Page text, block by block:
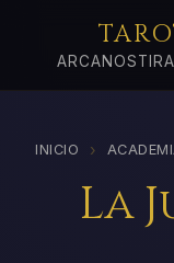
ARCANOS
INICIO ›
La